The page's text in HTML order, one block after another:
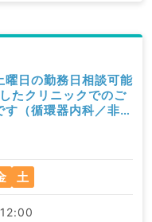
曜日の勤務日相談可能
たクリニックでのご
（循環器内科／非常
土